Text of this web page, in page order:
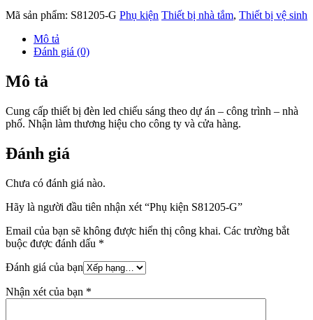
Mã sản phẩm: S81205-G Phụ kiện Thiết bị nhà tắm, Thiết bị vệ sinh
Mô tả
Đánh giá (0)
Mô tả
Cung cấp thiết bị đèn led chiếu sáng theo dự án – công trình – nhà
phố. Nhận làm thương hiệu cho công ty và cửa hàng.
Đánh giá
Chưa có đánh giá nào.
Hãy là người đầu tiên nhận xét “Phụ kiện S81205-G”
Email của bạn sẽ không được hiển thị công khai. Các trường bắt
buộc được đánh dấu *
Đánh giá của bạn
Nhận xét của bạn *